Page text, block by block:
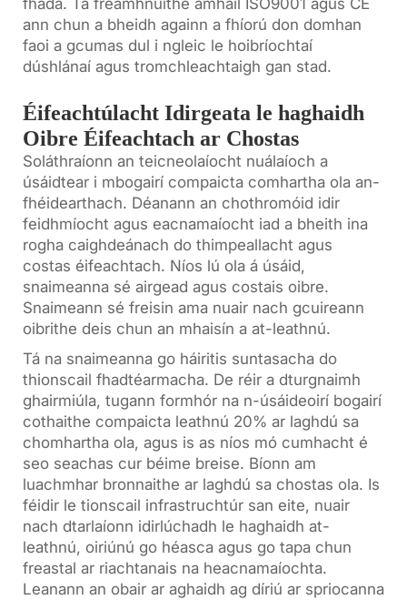
fhada. Tá fréamhnuithe amhail ISO9001 agus CE
ann chun a bheidh againn a fhíorú don domhan
faoi a gcumas dul i ngleic le hoibríochtaí
dúshlánaí agus tromchleachtaigh gan stad.
Éifeachtúlacht Idirgeata le haghaidh
Oibre Éifeachtach ar Chostas
Soláthraíonn an teicneolaíocht nuálaíoch a
úsáidtear i mbogairí compaicta comhartha ola an-
fhéidearthach. Déanann an chothromóid idir
feidhmíocht agus eacnamaíocht iad a bheith ina
rogha caighdeánach do thimpeallacht agus
costas éifeachtach. Níos lú ola á úsáid,
snaimeanna sé airgead agus costais oibre.
Snaimeann sé freisin ama nuair nach gcuireann
oibrithe deis chun an mhaisín a at-leathnú.
Tá na snaimeanna go háiritis suntasacha do
thionscail fhadtéarmacha. De réir a dturgnaimh
ghairmiúla, tugann formhór na n-úsáideoirí bogairí
cothaithe compaicta leathnú 20% ar laghdú sa
chomhartha ola, agus is as níos mó cumhacht é
seo seachas cur béime breise. Bíonn am
luachmhar bronnaithe ar laghdú sa chostas ola. Is
féidir le tionscail infrastruchtúr san eite, nuair
nach dtarlaíonn idirlúchadh le haghaidh at-
leathnú, oiriúnú go héasca agus go tapa chun
freastal ar riachtanais na heacnamaíochta.
Leanann an obair ar aghaidh ag díriú ar spriocanna